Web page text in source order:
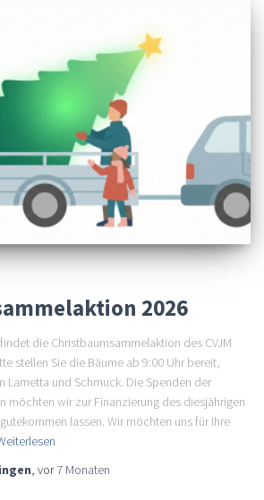
2026
die Christbaumsammelaktion des CVJM
stellen Sie die Bäume ab 9:00 Uhr bereit,
Lametta und Schmuck. Die Spenden der
möchten wir zur Finanzierung des diesjährigen
lassen. Wir möchten uns für Ihre
, vor7 Monaten